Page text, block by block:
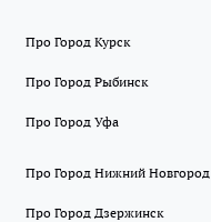
Про Город Курск
Про Город Рыбинск
Про Город Уфа
Про Город Нижний Новгород
Про Город Дзержинск